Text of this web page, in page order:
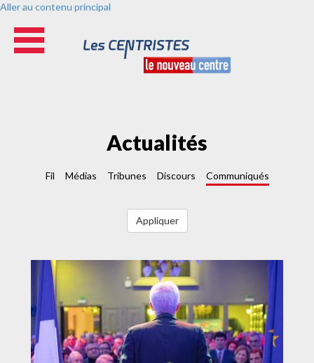
Aller au contenu principal
Actualités
Fil Médias Tribunes Discours Communiqués
Appliquer